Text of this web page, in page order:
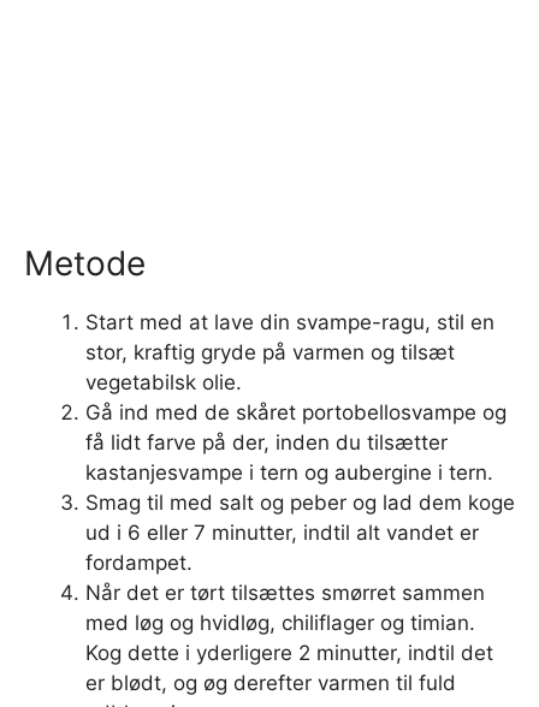
Metode
Start med at lave din svampe-ragu, stil en
stor, kraftig gryde på varmen og tilsæt
vegetabilsk olie.
Gå ind med de skåret portobellosvampe og
få lidt farve på der, inden du tilsætter
kastanjesvampe i tern og aubergine i tern.
Smag til med salt og peber og lad dem koge
ud i 6 eller 7 minutter, indtil alt vandet er
fordampet.
Når det er tørt tilsættes smørret sammen
med løg og hvidløg, chiliflager og timian.
Kog dette i yderligere 2 minutter, indtil det
er blødt, og øg derefter varmen til fuld